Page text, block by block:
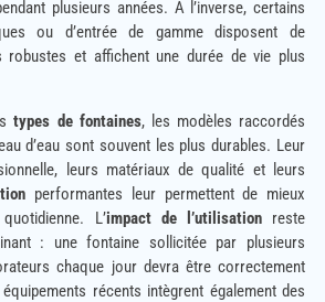
plusieurs années. À l’inverse, certains
ou d’entrée de gamme disposent de
robustes et affichent une durée de vie plus
types de fontaines, les modèles raccordés
d’eau sont souvent les plus durables. Leur
leurs matériaux de qualité et leurs
performantes leur permettent de mieux
L’impact de l’utilisationreste
: une fontaine sollicitée par plusieurs
chaque jour devra être correctement
récents intègrent également des